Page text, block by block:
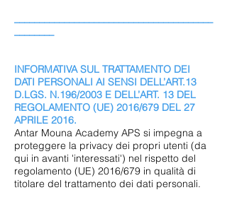
INFORMATIVA SUL TRATTAMENTO DEI
DATI PERSONALI AI SENSI DELL’ART.13
D.LGS. N.196/2003 E DELL’ART. 13 DEL
REGOLAMENTO (UE) 2016/679 DEL 27
APRILE 2016.
Antar Mouna Academy APS si impegna a
proteggere la privacy dei propri utenti (da
qui in avanti 'interessati') nel rispetto del
regolamento (UE) 2016/679 in qualità di
titolare del trattamento dei dati personali.